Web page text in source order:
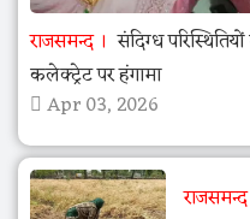
राजसमन्द
संदिग्ध
कलेक्ट्रेट पर हंगामा
Apr 03, 2026
राजसमन्द